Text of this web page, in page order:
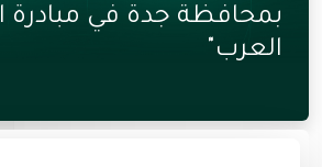
بمحافظة جدة في مبادرة
العرب"